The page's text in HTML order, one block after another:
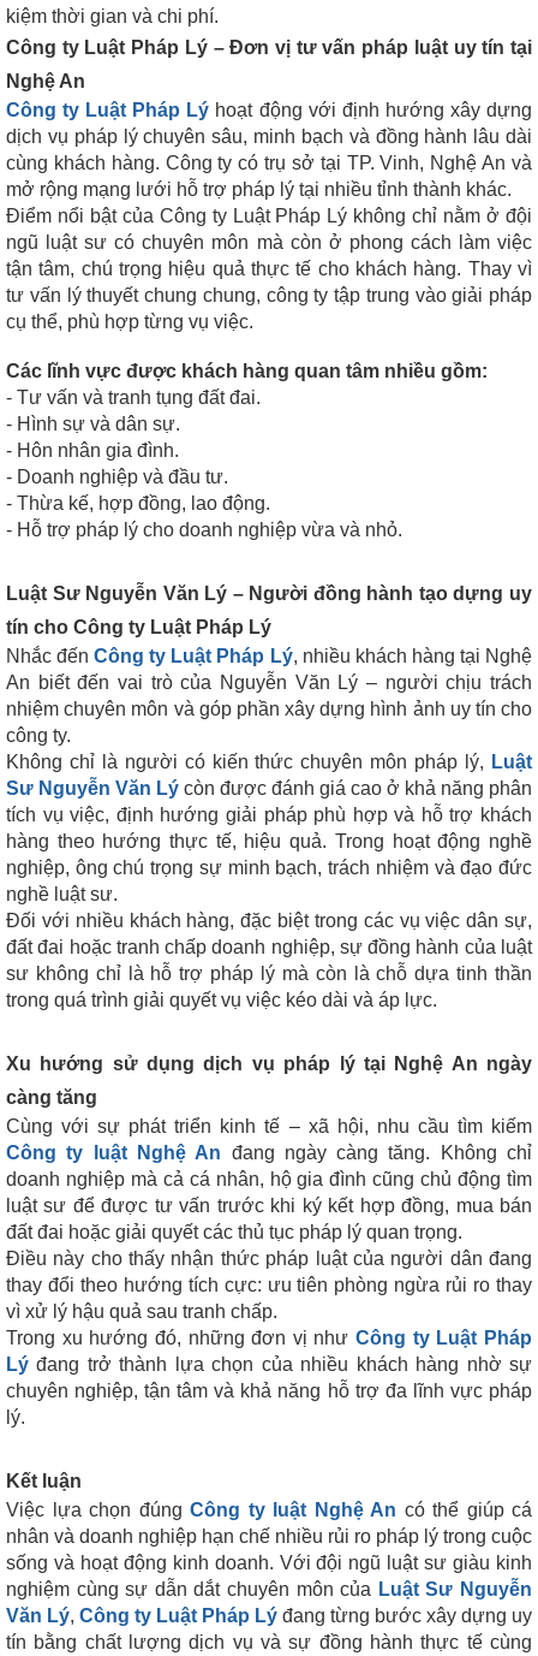
kiệm thời gian và chi phí.
Công ty Luật Pháp Lý – Đơn vị tư vấn pháp luật uy tín tại
Nghệ An
Công ty Luật Pháp Lý hoạt động với định hướng xây dựng
dịch vụ pháp lý chuyên sâu, minh bạch và đồng hành lâu dài
cùng khách hàng. Công ty có trụ sở tại TP. Vinh, Nghệ An và
mở rộng mạng lưới hỗ trợ pháp lý tại nhiều tỉnh thành khác.
Điểm nổi bật của Công ty Luật Pháp Lý không chỉ nằm ở đội
ngũ luật sư có chuyên môn mà còn ở phong cách làm việc
tận tâm, chú trọng hiệu quả thực tế cho khách hàng. Thay vì
tư vấn lý thuyết chung chung, công ty tập trung vào giải pháp
cụ thể, phù hợp từng vụ việc.
Các lĩnh vực được khách hàng quan tâm nhiều gồm:
- Tư vấn và tranh tụng đất đai.
- Hình sự và dân sự.
- Hôn nhân gia đình.
- Doanh nghiệp và đầu tư.
- Thừa kế, hợp đồng, lao động.
- Hỗ trợ pháp lý cho doanh nghiệp vừa và nhỏ.
Luật Sư Nguyễn Văn Lý – Người đồng hành tạo dựng uy
tín cho Công ty Luật Pháp Lý
Nhắc đếnCông ty Luật Pháp Lý, nhiều khách hàng tại Nghệ
An biết đến vai trò của Nguyễn Văn Lý – người chịu trách
nhiệm chuyên môn và góp phần xây dựng hình ảnh uy tín cho
công ty.
Không chỉ là người có kiến thức chuyên môn pháp lý, Luật
Sư Nguyễn Văn Lý còn được đánh giá cao ở khả năng phân
tích vụ việc, định hướng giải pháp phù hợp và hỗ trợ khách
hàng theo hướng thực tế, hiệu quả. Trong hoạt động nghề
nghiệp, ông chú trọng sự minh bạch, trách nhiệm và đạo đức
nghề luật sư.
Đối với nhiều khách hàng, đặc biệt trong các vụ việc dân sự,
đất đai hoặc tranh chấp doanh nghiệp, sự đồng hành của luật
sư không chỉ là hỗ trợ pháp lý mà còn là chỗ dựa tinh thần
trong quá trình giải quyết vụ việc kéo dài và áp lực.
Xu hướng sử dụng dịch vụ pháp lý tại Nghệ An ngày
càng tăng
Cùng với sự phát triển kinh tế – xã hội, nhu cầu tìm kiếm
Công ty luật Nghệ An đang ngày càng tăng. Không chỉ
doanh nghiệp mà cả cá nhân, hộ gia đình cũng chủ động tìm
luật sư để được tư vấn trước khi ký kết hợp đồng, mua bán
đất đai hoặc giải quyết các thủ tục pháp lý quan trọng.
Điều này cho thấy nhận thức pháp luật của người dân đang
thay đổi theo hướng tích cực: ưu tiên phòng ngừa rủi ro thay
vì xử lý hậu quả sau tranh chấp.
Trong xu hướng đó, những đơn vị như Công ty Luật Pháp
Lý đang trở thành lựa chọn của nhiều khách hàng nhờ sự
chuyên nghiệp, tận tâm và khả năng hỗ trợ đa lĩnh vực pháp
lý.
Kết luận
Việc lựa chọn đúng Công ty luật Nghệ An có thể giúp cá
nhân và doanh nghiệp hạn chế nhiều rủi ro pháp lý trong cuộc
sống và hoạt động kinh doanh. Với đội ngũ luật sư giàu kinh
nghiệm cùng sự dẫn dắt chuyên môn của Luật Sư Nguyễn
Văn Lý, Công ty Luật Pháp Lý đang từng bước xây dựng uy
tín bằng chất lượng dịch vụ và sự đồng hành thực tế cùng